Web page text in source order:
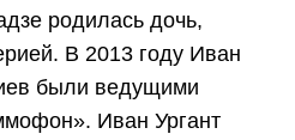
родилась дочь,
В 2013 году Иван
были ведущими
Иван Ургант